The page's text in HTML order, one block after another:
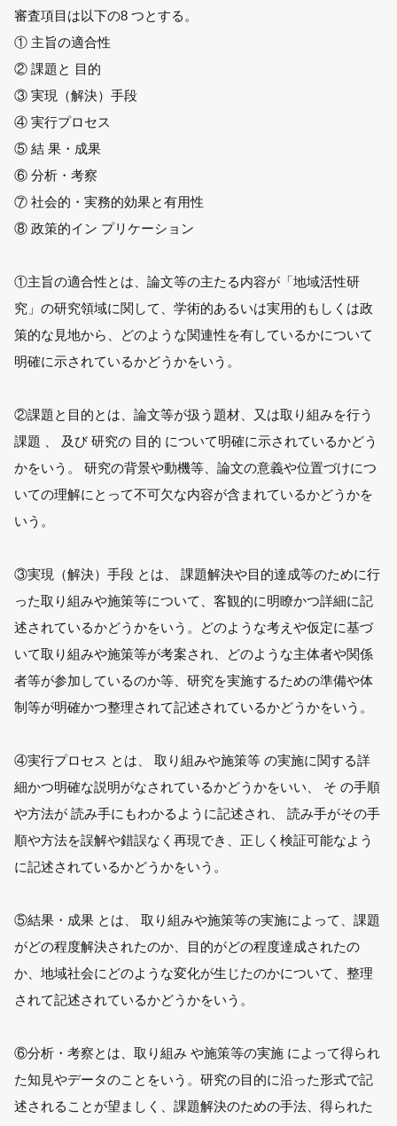
審査項目は以下の8 つとする。
① 主旨の適合性
② 課題と 目的
③ 実現（解決）手段
④ 実行プロセス
⑤ 結 果・成果
⑥ 分析・考察
⑦ 社会的・実務的効果と有用性
⑧ 政策的イン プリケーション
①主旨の適合性とは、論文等の主たる内容が「地域活性研
究」の研究領域に関して、学術的あるいは実用的もしくは政
策的な見地から、どのような関連性を有しているかについて
明確に示されているかどうかをいう。
②課題と目的とは、論文等が扱う題材、又は取り組みを行う
課題 、 及び 研究の 目的 について明確に示されているかどう
かをいう。 研究の背景や動機等、論文の意義や位置づけにつ
いての理解にとって不可欠な内容が含まれているかどうかを
いう。
③実現（解決）手段 とは、 課題解決や目的達成等のために行
った取り組みや施策等について、客観的に明瞭かつ詳細に記
述されているかどうかをいう。どのような考えや仮定に基づ
いて取り組みや施策等が考案され、どのような主体者や関係
者等が参加しているのか等、研究を実施するための準備や体
制等が明確かつ整理されて記述されているかどうかをいう。
④実行プロセス とは、 取り組みや施策等 の実施に関する詳
細かつ明確な説明がなされているかどうかをいい、 そ の手順
や方法が 読み手にもわかるように記述され、 読み手がその手
順や方法を誤解や錯誤なく再現でき、正しく検証可能なよう
に記述されているかどうかをいう。
⑤結果・成果 とは、 取り組みや施策等の実施によって、課題
がどの程度解決されたのか、目的がどの程度達成されたの
か、地域社会にどのような変化が生じたのかについて、整理
されて記述されているかどうかをいう。
⑥分析・考察とは、取り組み や施策等の実施 によって得られ
た知見やデータのことをいう。研究の目的に沿った形式で記
述されることが望ましく、課題解決のための手法、得られた